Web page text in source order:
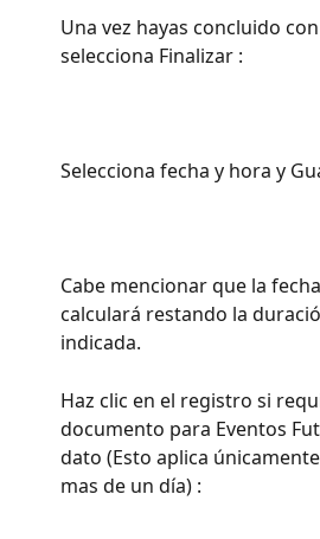
Una vez hayas concluido
selecciona Finalizar :
Selecciona fecha y hora y
Cabe mencionar que la
calculará restando la
indicada.
Haz clic en el registro si
documento para Eventos
dato (Esto aplica
mas de un día) :